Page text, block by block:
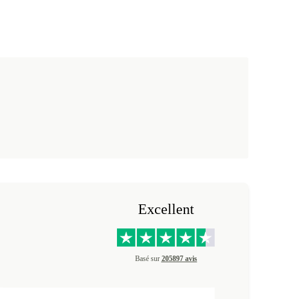
Excellent
Basé sur 205897 avis